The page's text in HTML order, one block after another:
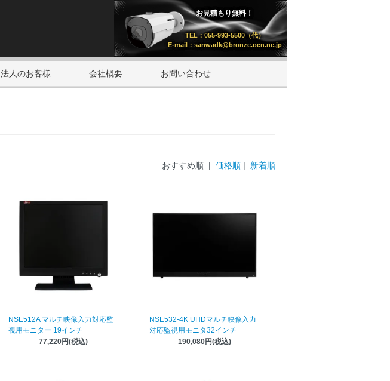
お見積もり無料！
TEL：055-993-5500（代）
E-mail：sanwadk@bronze.ocn.ne.jp
法人のお客様 会社概要 お問い合わせ
おすすめ順 | 価格順 | 新着順
NSE512A マルチ映像入力対応監
視用モニター 19インチ
77,220円(税込)
NSE532-4K UHDマルチ映像入力
対応監視用モニタ32インチ
190,080円(税込)